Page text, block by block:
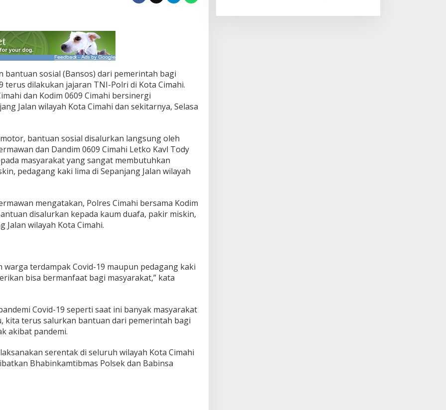
bantuan sosial (Bansos) dari pemerintah bagi
terus dilakukan jajaran TNI-Polri di Kota Cimahi.
dan Kodim 0609 Cimahi bersinergi
Jalan wilayah Kota Cimahi dan sekitarnya, Selasa
bantuan sosial disalurkan langsung oleh
dan Dandim 0609 Cimahi Letko Kavl Tody
masyarakat yang sangat membutuhkan
pedagang kaki lima di Sepanjang Jalan wilayah
mengatakan, Polres Cimahi bersama Kodim
disalurkan kepada kaum duafa, pakir miskin,
Jalan wilayah Kota Cimahi.
warga terdampak Covid-19 maupun pedagang kaki
bisa bermanfaat bagi masyarakat,” kata
Covid-19 seperti saat ini banyak masyarakat
kita terus salurkan bantuan dari pemerintah bagi
akibat pandemi.
serentak di seluruh wilayah Kota Cimahi
Bhabinkamtibmas Polsek dan Babinsa